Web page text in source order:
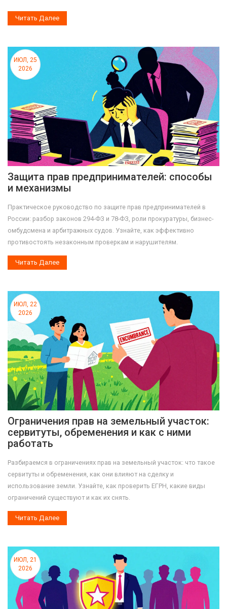
Читать Далее
ИЮЛ, 25
2026
Защита прав предпринимателей: способы
и механизмы
Практическое руководство по защите прав предпринимателей в
России: разбор законов 294-ФЗ и 78-ФЗ, роли прокуратуры, бизнес-
омбудсмена и арбитражных судов. Узнайте, как эффективно
противостоять незаконным проверкам и нарушителям.
Читать Далее
ИЮЛ, 22
2026
Ограничения прав на земельный участок:
сервитуты, обременения и как с ними
работать
Разбираемся в ограничениях прав на земельный участок: что такое
сервитуты и обременения, как они влияют на сделку и
использование земли. Узнайте, как проверить ЕГРН, какие виды
ограничений существуют и как их снять.
Читать Далее
ИЮЛ, 21
2026